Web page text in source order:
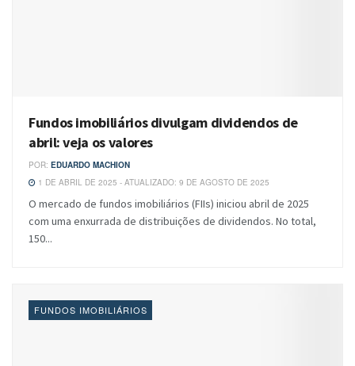
Fundos imobiliários divulgam dividendos de
abril: veja os valores
POR: EDUARDO MACHION
1 DE ABRIL DE 2025 - ATUALIZADO: 9 DE AGOSTO DE 2025
O mercado de fundos imobiliários (FIIs) iniciou abril de 2025
com uma enxurrada de distribuições de dividendos. No total,
150...
FUNDOS IMOBILIÁRIOS